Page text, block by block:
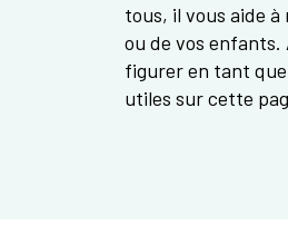
tous, il vous aide
ou de vos
figurer en tant
utiles sur cette